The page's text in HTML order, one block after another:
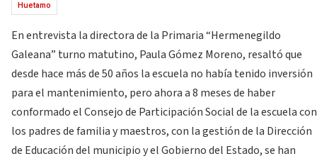
Huetamo
En entrevista la directora de la Primaria “Hermenegildo
Galeana” turno matutino, Paula Gómez Moreno, resaltó que
desde hace más de 50 años la escuela no había tenido inversión
para el mantenimiento, pero ahora a 8 meses de haber
conformado el Consejo de Participación Social de la escuela con
los padres de familia y maestros, con la gestión de la Dirección
de Educación del municipio y el Gobierno del Estado, se han